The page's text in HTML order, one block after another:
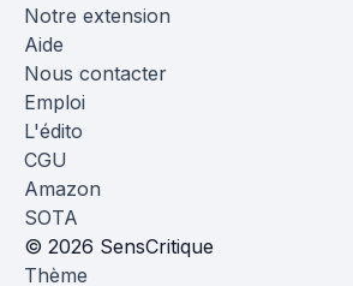
Notre extension
Aide
Nous contacter
Emploi
L'édito
CGU
Amazon
SOTA
© 2026 SensCritique
Thème